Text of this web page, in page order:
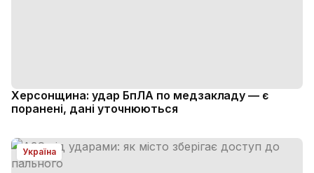
Херсонщина: удар БпЛА по медзакладу — є
поранені, дані уточнюються
Україна